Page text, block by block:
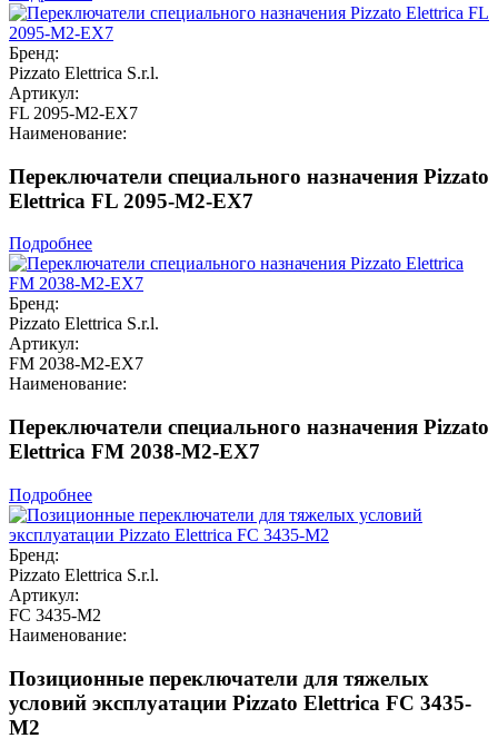
Бренд:
Pizzato Elettrica S.r.l.
Артикул:
FL 2095-M2-EX7
Наименование:
Переключатели специального назначения Pizzato
Elettrica FL 2095-M2-EX7
Подробнее
Бренд:
Pizzato Elettrica S.r.l.
Артикул:
FM 2038-M2-EX7
Наименование:
Переключатели специального назначения Pizzato
Elettrica FM 2038-M2-EX7
Подробнее
Бренд:
Pizzato Elettrica S.r.l.
Артикул:
FC 3435-M2
Наименование:
Позиционные переключатели для тяжелых
условий эксплуатации Pizzato Elettrica FC 3435-
M2